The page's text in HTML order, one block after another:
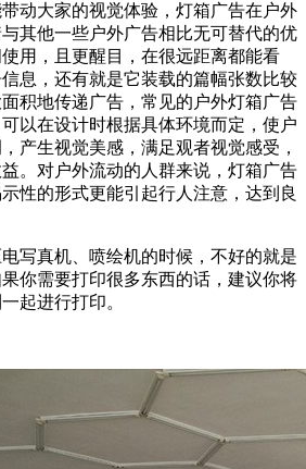
动大家的视觉体验，灯箱广告在户外
其他一些户外广告相比无可替代的优
用，且更醒目，在很远距离都能看
息，还有就是它装载的篇幅张数比较
积地传递广告，常见的户外灯箱广告
以在设计时根据具体环境而定，使户
产生视觉美感，满足观者视觉感受，
。对户外流动的人群来说，灯箱广告
性的形式更能引起行人注意，达到良
写真机、喷绘机的时候，不好的就是
你需要打印很多东西的话，建议你将
起进行打印。